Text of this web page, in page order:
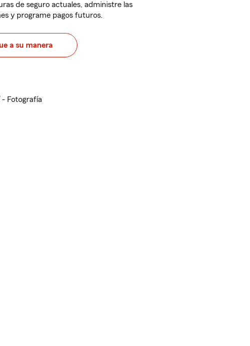
de seguro actuales, administre las
y programe pagos futuros.
a su manera